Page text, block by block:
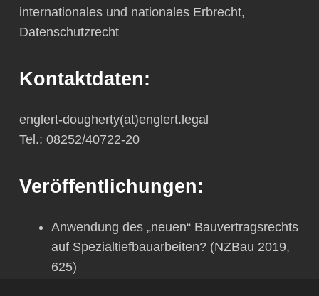
internationales und nationales Erbrecht,
Datenschutzrecht
Kontaktdaten:
englert-dougherty(at)englert.legal
Tel.: 08252/40722-20
Veröffentlichungen:
Anwendung des „neuen“ Bauvertragsrechts
auf Spezialtiefbauarbeiten? (NZBau 2019,
625)